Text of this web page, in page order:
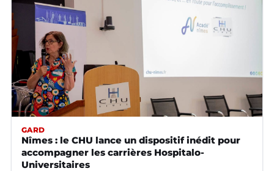
GARD
Nîmes : le CHU lance un dispositif inédit pour
accompagner les carrières Hospitalo-
Universitaires